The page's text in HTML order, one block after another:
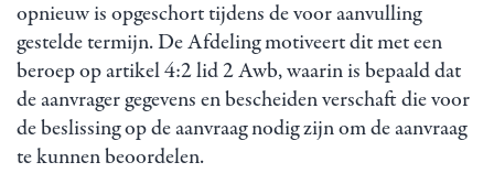
opnieuw is opgeschort tijdens de voor aanvulling
gestelde termijn. De Afdeling motiveert dit met een
beroep op artikel 4:2 lid 2 Awb, waarin is bepaald dat
de aanvrager gegevens en bescheiden verschaft die voor
de beslissing op de aanvraag nodig zijn om de aanvraag
te kunnen beoordelen.